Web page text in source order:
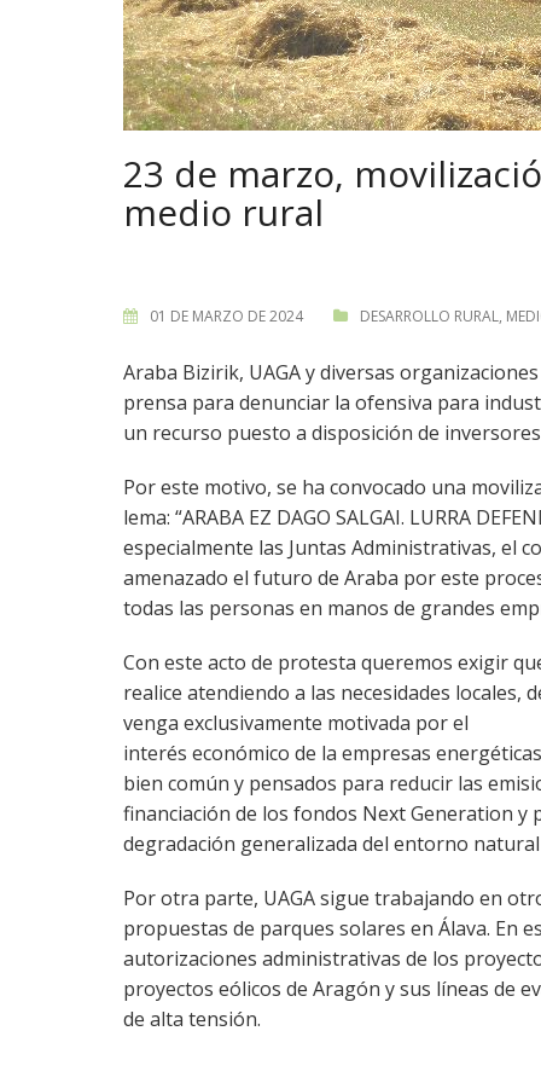
23 de marzo,
medio rural
01 DE MARZO DE 2024 DESARROLLO RURAL,
Araba Bizirik, UAGA y diversas
prensa para denunciar la ofensiva para
un recurso puesto a disposición de
Por este motivo, se ha convocado una
lema: “ARABA EZ DAGO SALGAI. LURRA
especialmente las Juntas Administrativas, el
amenazado el futuro de Araba por este
todas las personas en manos de grandes
Con este acto de protesta queremos exigir
realice atendiendo a las necesidades
venga exclusivamente motivada por el
interés económico de la empresas
bien común y pensados para reducir las
financiación de los fondos Next Generation y
degradación generalizada del entorno
Por otra parte, UAGA sigue trabajando en
propuestas de parques solares en Álava. En
autorizaciones administrativas de los
proyectos eólicos de Aragón y sus líneas de
de alta tensión.